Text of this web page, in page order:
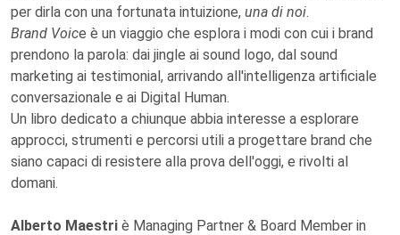
per dirla con una fortunata intuizione, una di noi.
Brand Voice è un viaggio che esplora i modi con cui i brand
prendono la parola: dai jingle ai sound logo, dal sound
marketing ai testimonial, arrivando all'intelligenza artificiale
conversazionale e ai Digital Human.
Un libro dedicato a chiunque abbia interesse a esplorare
approcci, strumenti e percorsi utili a progettare brand che
siano capaci di resistere alla prova dell'oggi, e rivolti al
domani.
Alberto Maestri è Managing Partner & Board Member in